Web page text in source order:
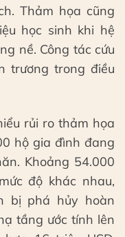
Thảm họa cũng
học sinh khi hệ
nề. Công tác cứu
trương trong điều
rủi ro thảm họa
hộ gia đình đang
Khoảng 54.000
độ khác nhau,
bị phá hủy hoàn
tầng ước tính lên